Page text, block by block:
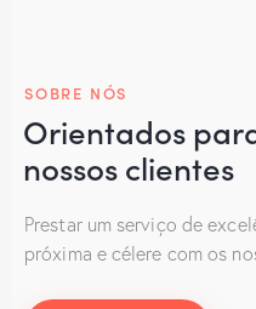
SOBRE NÓS
Orientados
nossos clientes
Prestar um serviço de
próxima e célere com os